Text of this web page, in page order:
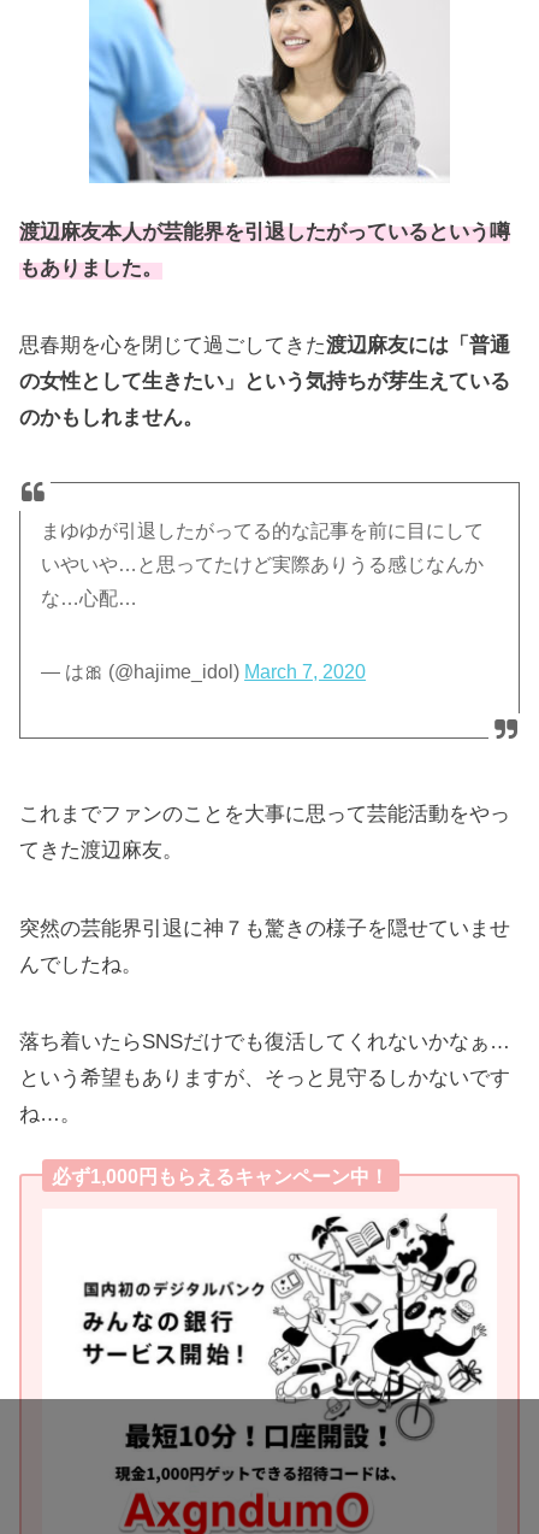
渡辺麻友本人が芸能界を引退したがっているという噂
もありました。
思春期を心を閉じて過ごしてきた渡辺麻友には「普通
の女性として生きたい」という気持ちが芽生えている
のかもしれません。
まゆゆが引退したがってる的な記事を前に目にして
いやいや…と思ってたけど実際ありうる感じなんか
な…心配…
— は🎀 (@hajime_idol) March 7, 2020
これまでファンのことを大事に思って芸能活動をやっ
てきた渡辺麻友。
突然の芸能界引退に神７も驚きの様子を隠せていませ
んでしたね。
落ち着いたらSNSだけでも復活してくれないかなぁ…
という希望もありますが、そっと見守るしかないです
ね…。
必ず1,000円もらえるキャンペーン中！